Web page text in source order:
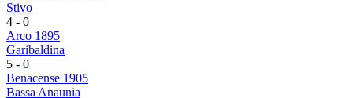
Stivo
4 - 0
Arco 1895
Garibaldina
5 - 0
Benacense 1905
Bassa Anaunia